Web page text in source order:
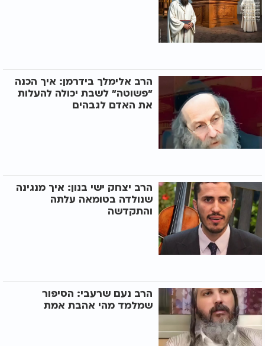
הרב אלימלך בידרמן: איך הכנה
"פשוטה" לשבת יכולה להעלות
את האדם לגבהים
הרב יצחק ישי בנון: איך מנגינה
שנולדה בטומאה עלתה
והתקדשה
הרב נעם שרעבי: הסיפור
שמלמד מהי אהבת אמת